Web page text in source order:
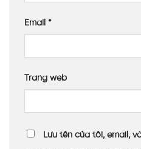
Email *
Trang web
Lưu tên của tôi, email,